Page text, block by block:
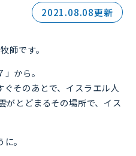
2021.08.08更新
師です。
から。
ぐそのあとで、イスラエル人
がとどまるその場所で、イス
。